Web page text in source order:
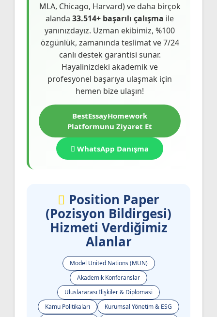
MLA, Chicago, Harvard) ve daha birçok
alanda 33.514+ başarılı çalışma ile
yanınızdayız. Uzman ekibimiz, %100
özgünlük, zamanında teslimat ve 7/24
canlı destek garantisi sunar.
Hayalinizdeki akademik ve
profesyonel başarıya ulaşmak için
hemen bize ulaşın!
BestEssayHomework
Platformunu Ziyaret Et
WhatsApp Danışma
Position Paper
(Pozisyon Bildirgesi)
Hizmeti Verdiğimiz
Alanlar
Model United Nations (MUN)
Akademik Konferanslar
Uluslararası İlişkiler & Diplomasi
Kamu Politikaları
Kurumsal Yönetim & ESG